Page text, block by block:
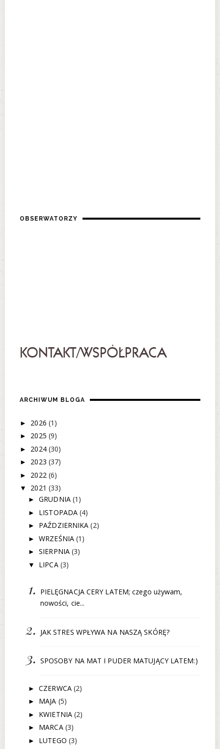
OBSERWATORZY
ARCHIWUM BLOGA
► 2026 (1)
► 2025 (9)
► 2024 (30)
► 2023 (37)
► 2022 (6)
▼ 2021 (33)
►GRUDNIA (1)
► LISTOPADA(4)
► PAŹDZIERNIKA(2)
►WRZEŚNIA(1)
►SIERPNIA(3)
▼ LIPCA (3)
PIELĘGNACJA CERY LATEM; czego używam,
nowości, cie...
JAK STRES WPŁYWA NA NASZĄ SKÓRĘ?
SPOSOBY NA MAT I PUDER MATUJĄCY LATEM:)
►CZERWCA (2)
► MAJA (5)
► KWIETNIA(2)
► MARCA (3)
► LUTEGO (3)